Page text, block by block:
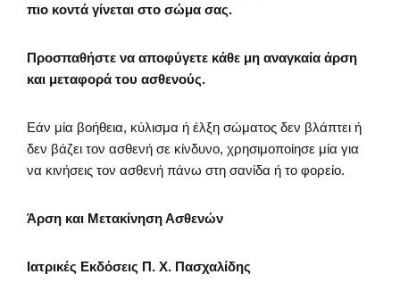
πιο κοντά γίνεται στο σώμα σας.
Προσπαθήστε να αποφύγετε κάθε μη αναγκαία άρση
και μεταφορά του ασθενούς.
Εάν μία βοήθεια, κύλισμα ή έλξη σώματος δεν βλάπτει ή
δεν βάζει τον ασθενή σε κίνδυνο, χρησιμοποίησε μία για
να κινήσεις τον ασθενή πάνω στη σανίδα ή το φορείο.
Άρση και Μετακίνηση Ασθενών
Ιατρικές Εκδόσεις Π. Χ. Πασχαλίδης